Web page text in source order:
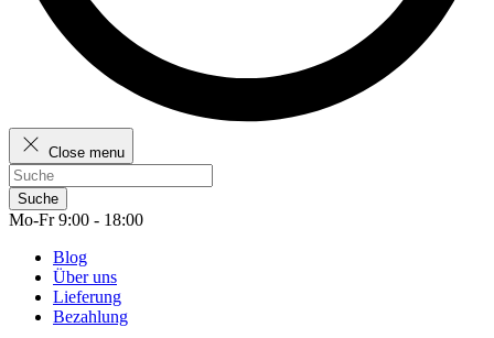
Close menu
Suche
Mo-Fr 9:00 - 18:00
Blog
Über uns
Lieferung
Bezahlung